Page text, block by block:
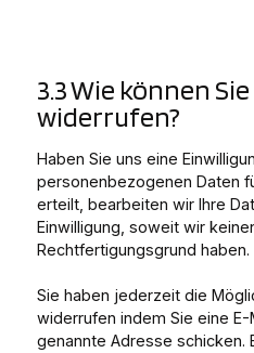
3.3 Wie können
widerrufen?
Haben Sie uns eine
personenbezogenen Daten
erteilt, bearbeiten wir Ihre
Einwilligung, soweit wir
Rechtfertigungsgrund haben.
Sie haben jederzeit die
widerrufen indem Sie eine
genannte Adresse schicken.